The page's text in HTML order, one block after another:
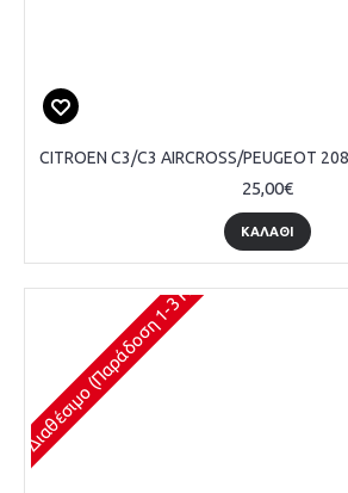
25,00€
ΚΑΛΆΘΙ
Διαθέσιμο (Παράδοση 1-3 Ημέρες)